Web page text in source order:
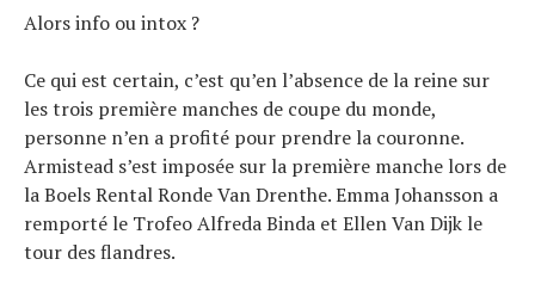
Alors info ou intox ?
Ce qui est certain, c’est qu’en l’absence de la reine sur
les trois première manches de coupe du monde,
personne n’en a profité pour prendre la couronne.
Armistead s’est imposée sur la première manche lors de
la Boels Rental Ronde Van Drenthe. Emma Johansson a
remporté le Trofeo Alfreda Binda et Ellen Van Dijk le
tour des flandres.